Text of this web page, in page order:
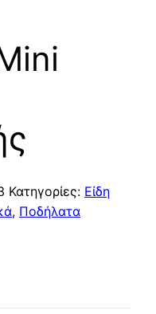
Κατηγορίες: Είδη
, Ποδήλατα